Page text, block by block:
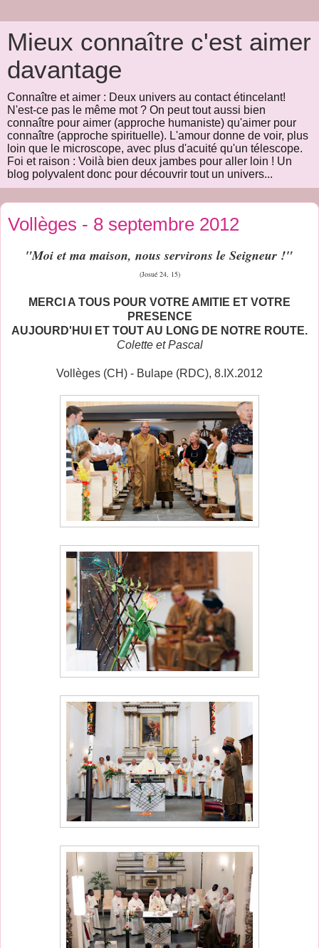
Mieux connaître c'est aimer
davantage
Connaître et aimer : Deux univers au contact étincelant!
N'est-ce pas le même mot ? On peut tout aussi bien
connaître pour aimer (approche humaniste) qu'aimer pour
connaître (approche spirituelle). L'amour donne de voir, plus
loin que le microscope, avec plus d'acuité qu'un télescope.
Foi et raison : Voilà bien deux jambes pour aller loin ! Un
blog polyvalent donc pour découvrir tout un univers...
Vollèges - 8 septembre 2012
"Moi et ma maison, nous servirons le Seigneur !"
(Josué 24, 15)
MERCI A TOUS POUR VOTRE AMITIE ET VOTRE
PRESENCE
AUJOURD'HUI ET TOUT AU LONG DE NOTRE ROUTE.
Colette et Pascal
Vollèges (CH) - Bulape (RDC), 8.IX.2012